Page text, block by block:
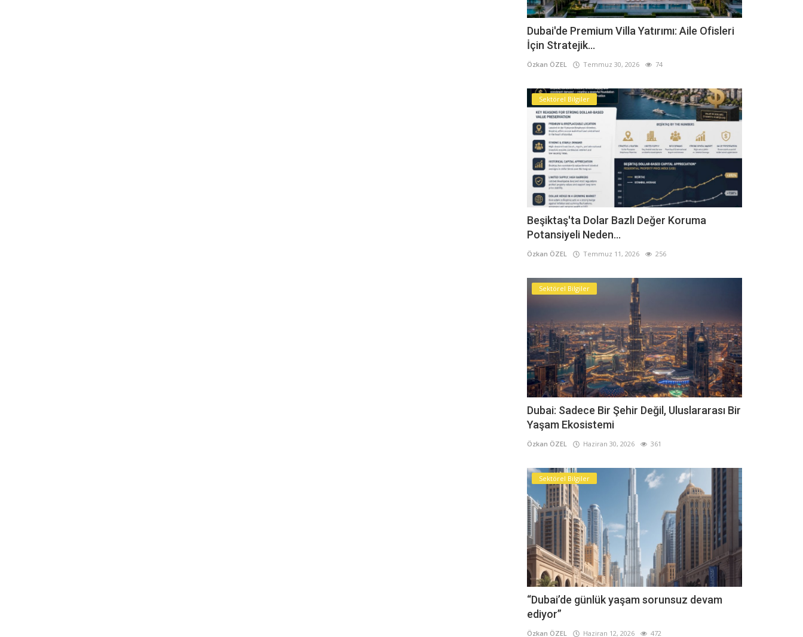
Dubai'de Premium Villa Yatırımı: Aile Ofisleri
İçin Stratejik...
Özkan ÖZEL Temmuz 30, 2026 74
Sektörel Bilgiler
Beşiktaş'ta Dolar Bazlı Değer Koruma
Potansiyeli Neden...
Özkan ÖZEL Temmuz 11, 2026 256
Sektörel Bilgiler
Dubai: Sadece Bir Şehir Değil, Uluslararası Bir
Yaşam Ekosistemi
Özkan ÖZEL Haziran 30, 2026 361
Sektörel Bilgiler
“Dubai’de günlük yaşam sorunsuz devam
ediyor”
Özkan ÖZEL Haziran 12, 2026 472